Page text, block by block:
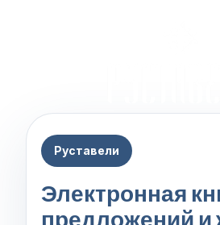
Руставели
Электронная
предложений и